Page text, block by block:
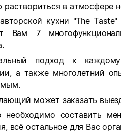
раствориться в атмосфере
кухни "The
Вам 7
подход к
а также многолетний
может заказать
необходимо составить
всё остальное для Вас